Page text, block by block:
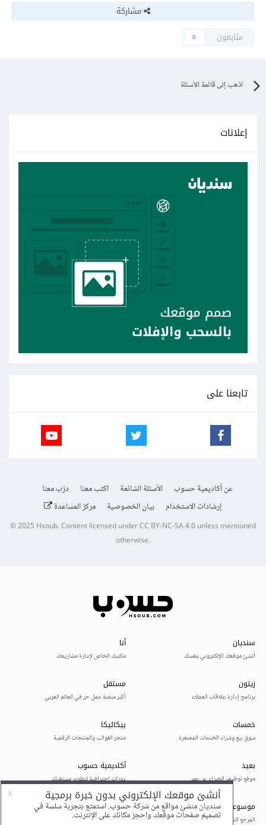
مشاركة
متابعون
0
اذهب إلى قائمة الأسئلة
إعلانات
تابعنا على
عن أكاديمية حسوب الأسئلة الشائعة اكتب معنا
درّب معنا
إرشادات الاستخدام
بيان الخصوصية مركز المساعدة
© 2025Hsoub.Content licensed underCC BY-NC-SA 4.0unless mentioned
otherwise.